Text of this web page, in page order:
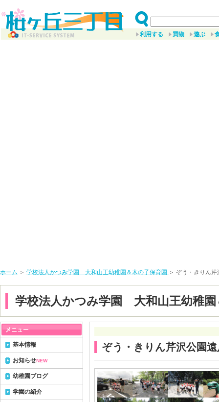
利用する 買物 遊ぶ
ホーム ＞ 学校法人かつみ学園 大和山王幼稚園＆木の子保育園 ＞ ぞう・きりん
学校法人かつみ学園 大和山王幼稚園
ぞう・きりん芹沢公園遠
基本情報
お知らせNEW
幼稚園ブログ
学園の紹介